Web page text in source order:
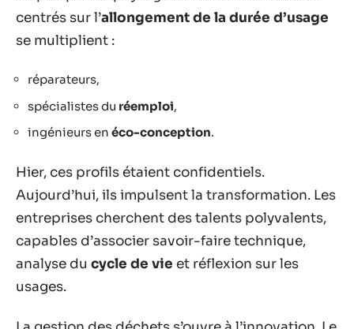
centrés sur l’allongement de la durée d’usage
se multiplient :
réparateurs,
spécialistes du réemploi,
ingénieurs en éco-conception.
Hier, ces profils étaient confidentiels.
Aujourd’hui, ils impulsent la transformation. Les
entreprises cherchent des talents polyvalents,
capables d’associer savoir-faire technique,
analyse du cycle de vie et réflexion sur les
usages.